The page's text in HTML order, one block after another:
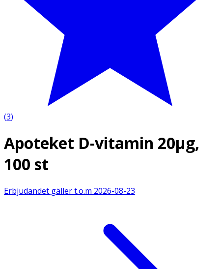
(3)
Apoteket D-vitamin 20µg,
100 st
Erbjudandet gäller t.o.m 2026-08-23